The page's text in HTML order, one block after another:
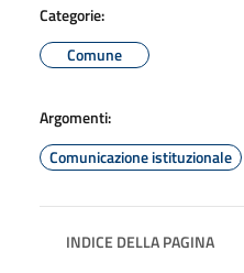
Categorie:
Comune
Argomenti:
Comunicazione istituzionale
INDICE DELLA PAGINA